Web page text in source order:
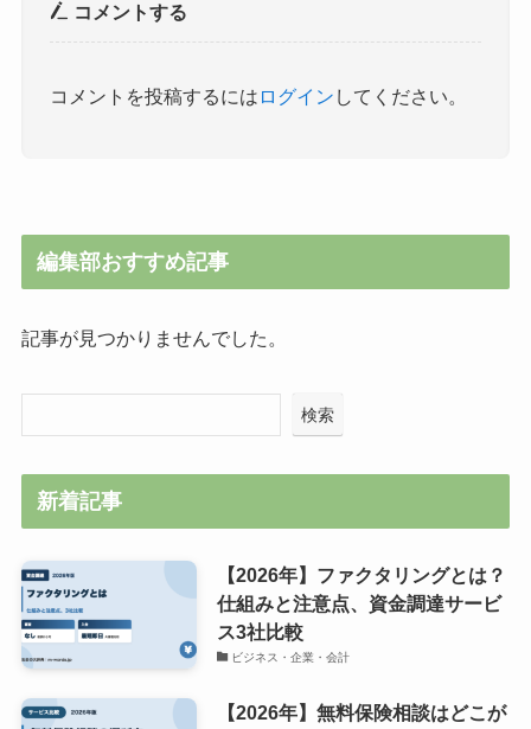
コメントする
コメントを投稿するには ログイン してください。
編集部おすすめ記事
記事が見つかりませんでした。
検索
新着記事
【2026年】ファクタリングとは？
仕組みと注意点、資金調達サービ
ス3社比較
ビジネス・企業・会計
【2026年】無料保険相談はどこが